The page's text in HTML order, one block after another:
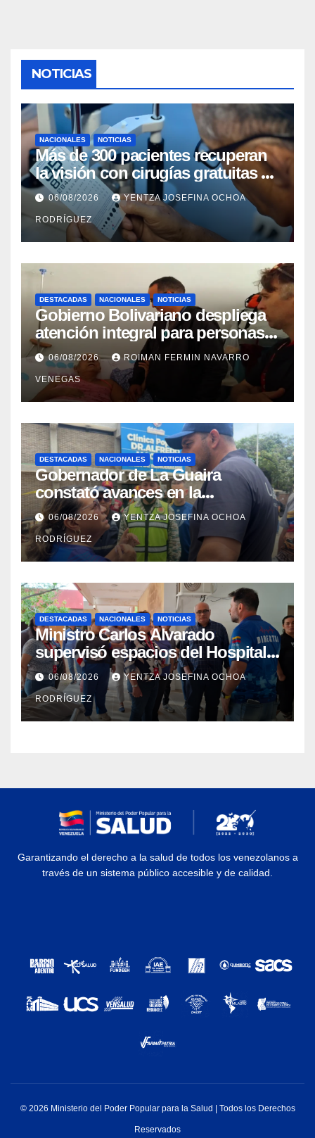
NOTICIAS
NACIONALES NOTICIAS
Más de 300 pacientes recuperan
la visión con cirugías gratuitas de
cataratas en Zulia
06/08/2026 YENTZA JOSEFINA OCHOA
RODRÍGUEZ
DESTACADAS NACIONALES NOTICIAS
Gobierno Bolivariano despliega
atención integral para personas
con discapacidad en
campamentos de La Guaira
06/08/2026 ROIMAN FERMIN NAVARRO
VENEGAS
DESTACADAS NACIONALES NOTICIAS
Gobernador de La Guaira
constató avances en la
rehabilitación del Hospitalito de
Catia la Mar
06/08/2026 YENTZA JOSEFINA OCHOA
RODRÍGUEZ
DESTACADAS NACIONALES NOTICIAS
Ministro Carlos Alvarado
supervisó espacios del Hospital
Dermatológico Dr. Martín Vegas
en La Guaira
06/08/2026 YENTZA JOSEFINA OCHOA
RODRÍGUEZ
Garantizando el derecho a la salud de todos los venezolanos a
través de un sistema público accesible y de calidad.
© 2026 Ministerio del Poder Popular para la Salud | Todos los Derechos
Reservados